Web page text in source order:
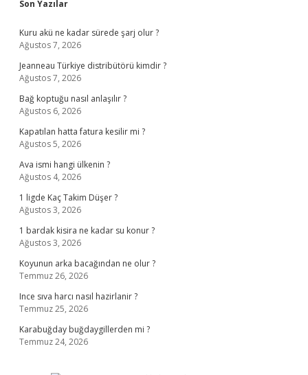
Sidebar
Son Yazılar
Kuru akü ne kadar sürede şarj olur ?
Ağustos 7, 2026
Jeanneau Türkiye distribütörü kimdir ?
Ağustos 7, 2026
Bağ koptuğu nasıl anlaşılır ?
Ağustos 6, 2026
Kapatılan hatta fatura kesilir mi ?
Ağustos 5, 2026
Ava ismi hangi ülkenin ?
Ağustos 4, 2026
1 ligde Kaç Takim Düşer ?
Ağustos 3, 2026
1 bardak kisira ne kadar su konur ?
Ağustos 3, 2026
Koyunun arka bacağından ne olur ?
Temmuz 26, 2026
Ince sıva harcı nasıl hazirlanir ?
Temmuz 25, 2026
Karabuğday buğdaygillerden mi ?
Temmuz 24, 2026